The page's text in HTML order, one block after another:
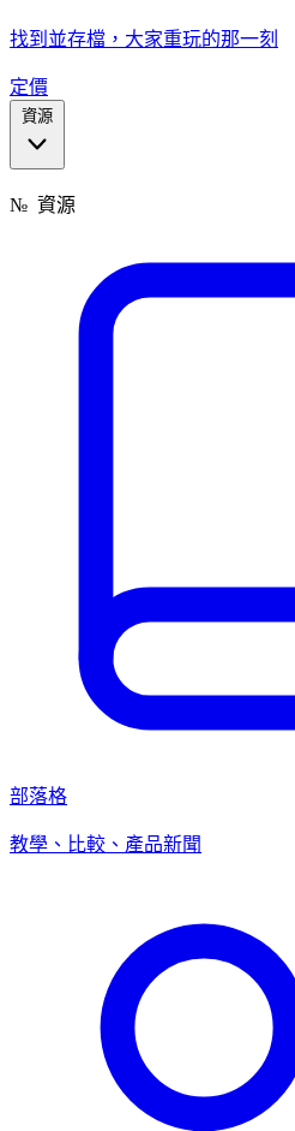
找到並存檔，大家重玩的那一刻
定價
資源
№ 資源
部落格
教學、比較、產品新聞